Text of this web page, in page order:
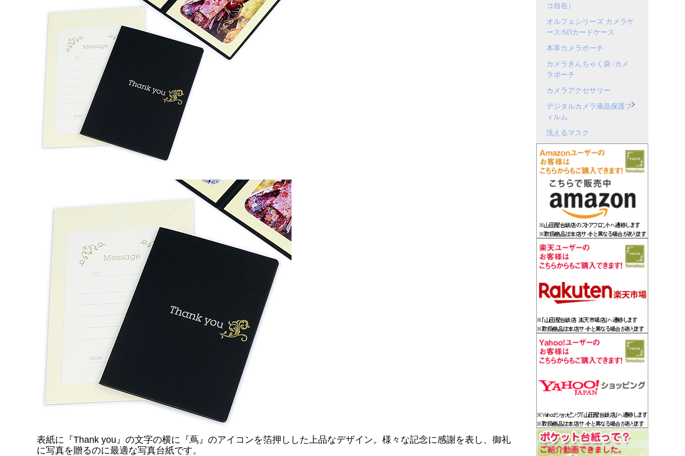
表紙に『Thank you』の文字の横に『蔦』のアイコンを箔押しした上品なデザイン。 様々な記念に感謝を表し、御礼
に写真を贈るのに最適な写真台紙です。
コ自在）
オルフェシリーズ カメラケ
ース/SDカードケース
本革カメラポーチ
カメラきんちゃく袋 /カメ
ラポーチ
カメラアクセサリー
デジタルカメラ液晶保護フ
ィルム
洗えるマスク